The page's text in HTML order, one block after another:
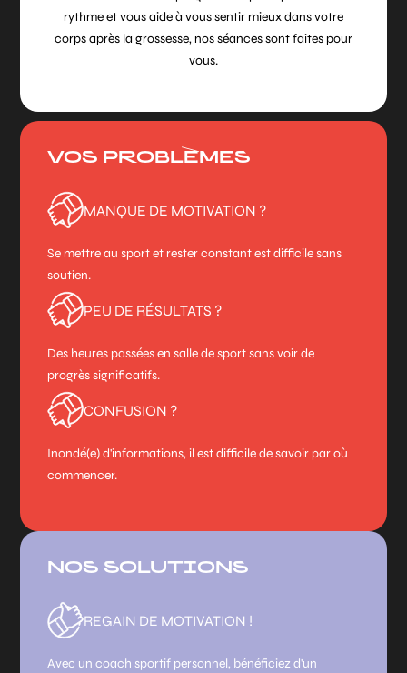
rythme et vous aide à vous sentir mieux dans votre
corps après la grossesse, nos séances sont faites pour
vous.
VOS PROBLÈMES
MANQUE DE MOTIVATION ?
Se mettre au sport et rester constant est difficile sans
soutien.
PEU DE RÉSULTATS ?
Des heures passées en salle de sport sans voir de
progrès significatifs.
CONFUSION ?
Inondé(e) d'informations, il est difficile de savoir par où
commencer.
NOS SOLUTIONS
REGAIN DE MOTIVATION !
Avec un coach sportif personnel, bénéficiez d'un